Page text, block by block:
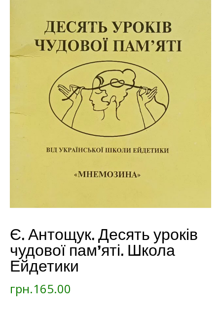
Є. Антощук. Десять уроків
чудової пам’яті. Школа
Ейдетики
грн.165.00